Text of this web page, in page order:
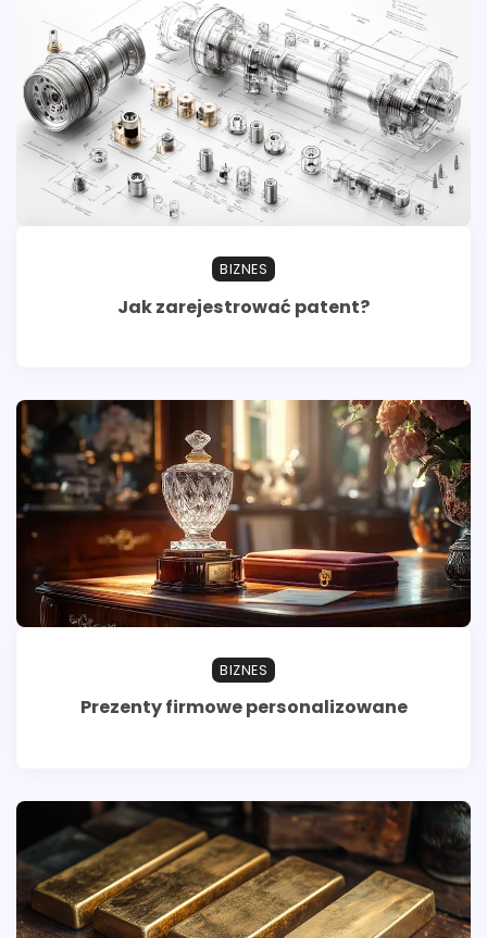
BIZNES
Jak zarejestrować patent?
BIZNES
Prezenty firmowe personalizowane